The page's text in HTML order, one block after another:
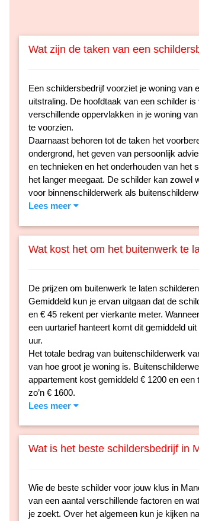
Wat zijn de taken van een
Een schildersbedrijf voorziet je woning van
uitstraling. De hoofdtaak van een schilder
verschillende oppervlakken in je woning
te voorzien.
Daarnaast behoren tot de taken het
ondergrond, het geven van persoonlijk
en technieken en het onderhouden van het
het langer meegaat. De schilder kan zowel
voor binnenschilderwerk als
Lees meer
Wat kost het om het buitenwerk te
De prijzen om buitenwerk te laten
Gemiddeld kun je ervan uitgaan dat de
en € 45 rekent per vierkante meter.
een uurtarief hanteert komt dit gemiddeld
uur.
Het totale bedrag van buitenschilderwerk
van hoe groot je woning is.
appartement kost gemiddeld € 1200 en een
zo’n € 1600.
Lees meer
Wat is het beste schildersbedrijf in
Wie de beste schilder voor jouw klus in
van een aantal verschillende factoren en
je zoekt. Over het algemeen kun je kijken